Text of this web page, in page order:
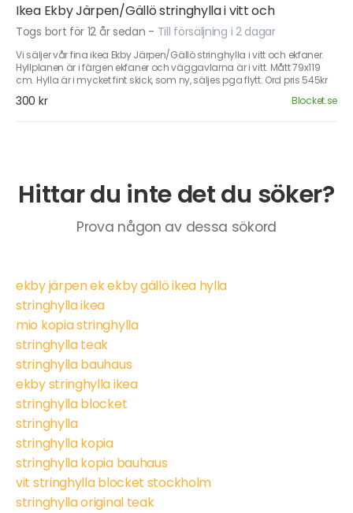
Ikea Ekby Järpen/Gällö stringhylla i vitt och
Togs bort för 12 år sedan - Till försäljning i 2 dagar
Vi säljer vår fina ikea Ekby Järpen/Gällö stringhylla i vitt och ekfaner.
Hyllplanen är i färgen ekfaner och väggavlarna är i vitt. Mått 79x119
cm. Hylla är i mycket fint skick, som ny, säljes pga flytt. Ord pris 545kr
300 kr Blocket.se
Hittar du inte det du söker?
Prova någon av dessa sökord
ekby järpen ek ekby gällö ikea hylla
stringhylla ikea
mio kopia stringhylla
stringhylla teak
stringhylla bauhaus
ekby stringhylla ikea
stringhylla blocket
stringhylla
stringhylla kopia
stringhylla kopia bauhaus
vit stringhylla blocket stockholm
stringhylla original teak